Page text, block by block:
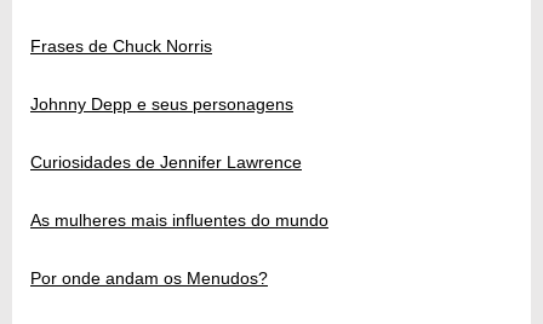
Frases de Chuck Norris
Johnny Depp e seus personagens
Curiosidades de Jennifer Lawrence
As mulheres mais influentes do mundo
Por onde andam os Menudos?